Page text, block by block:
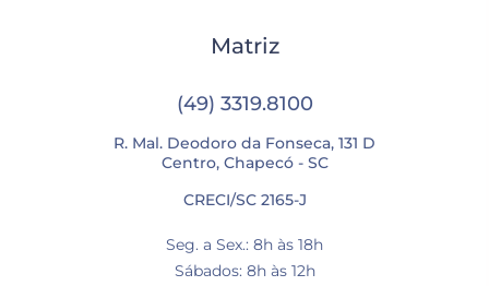
Matriz
(49) 3319.8100
R. Mal. Deodoro da Fonseca, 131 D
Centro, Chapecó - SC
CRECI/SC 2165-J
Seg. a Sex.: 8h às 18h
Sábados: 8h às 12h